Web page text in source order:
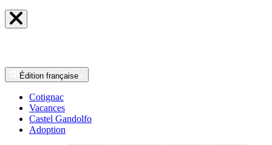
Édition française
Cotignac
Vacances
Castel Gandolfo
Adoption